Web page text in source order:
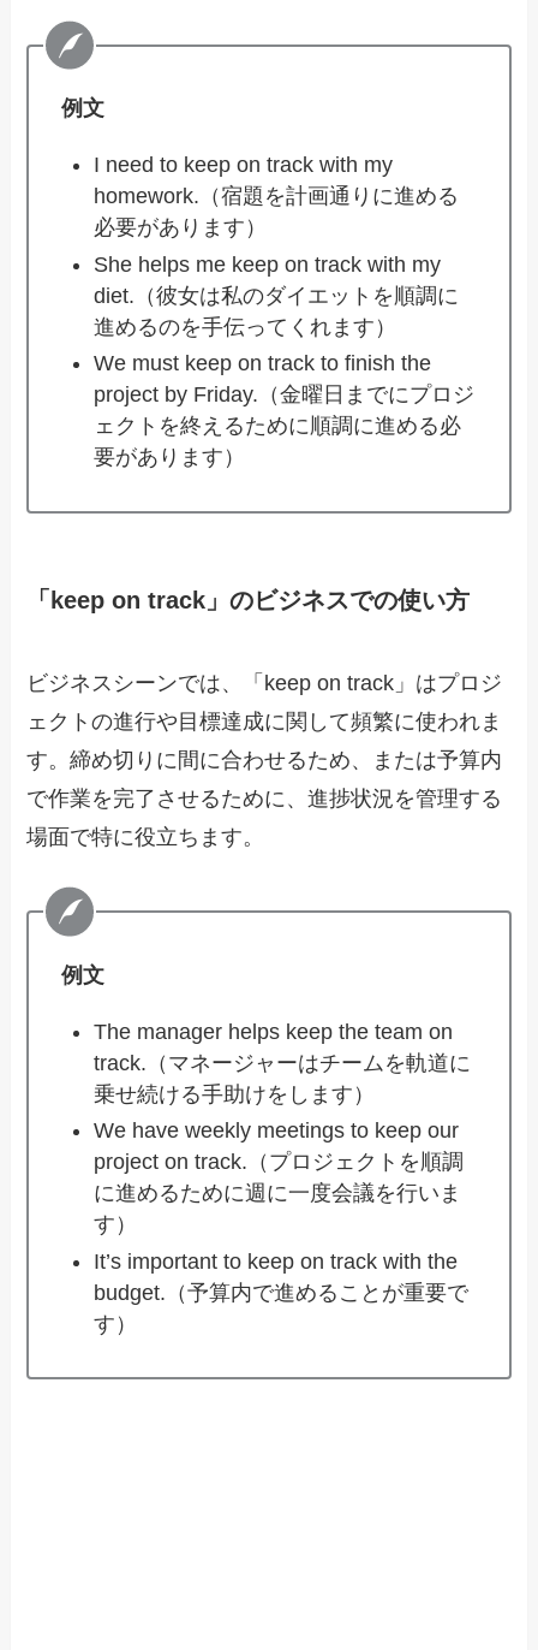
例文
I need to keep on track with my
homework.（宿題を計画通りに進める
必要があります）
She helps me keep on track with my
diet.（彼女は私のダイエットを順調に
進めるのを手伝ってくれます）
We must keep on track to finish the
project by Friday.（金曜日までにプロジ
ェクトを終えるために順調に進める必
要があります）
「keep on track」のビジネスでの使い方
ビジネスシーンでは、「keep on track」はプロジ
ェクトの進行や目標達成に関して頻繁に使われま
す。締め切りに間に合わせるため、または予算内
で作業を完了させるために、進捗状況を管理する
場面で特に役立ちます。
例文
The manager helps keep the team on
track.（マネージャーはチームを軌道に
乗せ続ける手助けをします）
We have weekly meetings to keep our
project on track.（プロジェクトを順調
に進めるために週に一度会議を行いま
す）
It’s important to keep on track with the
budget.（予算内で進めることが重要で
す）